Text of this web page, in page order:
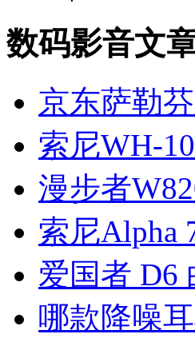
数码影音文
京东萨勒
索尼WH-
漫步者
索尼Alpha
爱国者 D6
哪款降噪